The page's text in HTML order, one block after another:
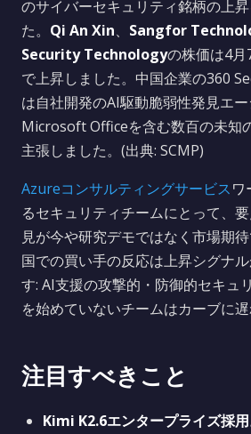
のサイバーセキュリティ銘柄の上
た。 Qi An Xin、 Sangfor
Security Technologyの株価は4月
で上昇しました。中国企業の360
は自社開発のAI駆動脆弱性発見エ
Microsoft Officeを含む数百の未知
主張しました。(出典: SCMP)
Azureコンサルティングサービスワ
るセキュリティチームにとって、
見が今や研究デモではなく市場期
国での買い手の反応は上昇シグナ
す: AI支援の攻撃的・防御的セキュ
を始めていないチームはカーブに遅
注目すべきこと
Kimi K2.6エンタープライズ採用